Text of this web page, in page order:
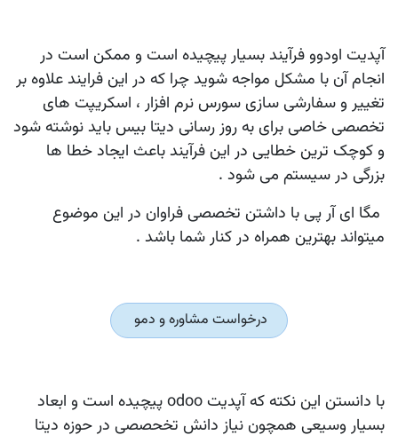
آپدیت اودوو فرآیند بسیار پیچیده است و ممکن است در
انجام آن با مشکل مواجه شوید چرا که در این فرایند علاوه بر
تغییر و سفارشی سازی سورس نرم افزار ، اسکریپت های
تخصصی خاصی برای به روز رسانی دیتا بیس باید نوشته شود
و کوچک ترین خطایی در این فرآیند باعث ایجاد خطا ها
بزرگی در سیستم می شود .
مگا ای آر پی با داشتن تخصصی فراوان در این موضوع
میتواند بهترین همراه در کنار شما باشد .
درخواست مشاوره و دمو
با دانستن این نکته که آپدیت odoo پیچیده است و ابعاد
بسیار وسیعی همچون نیاز دانش تخحصصی در حوزه دیتا